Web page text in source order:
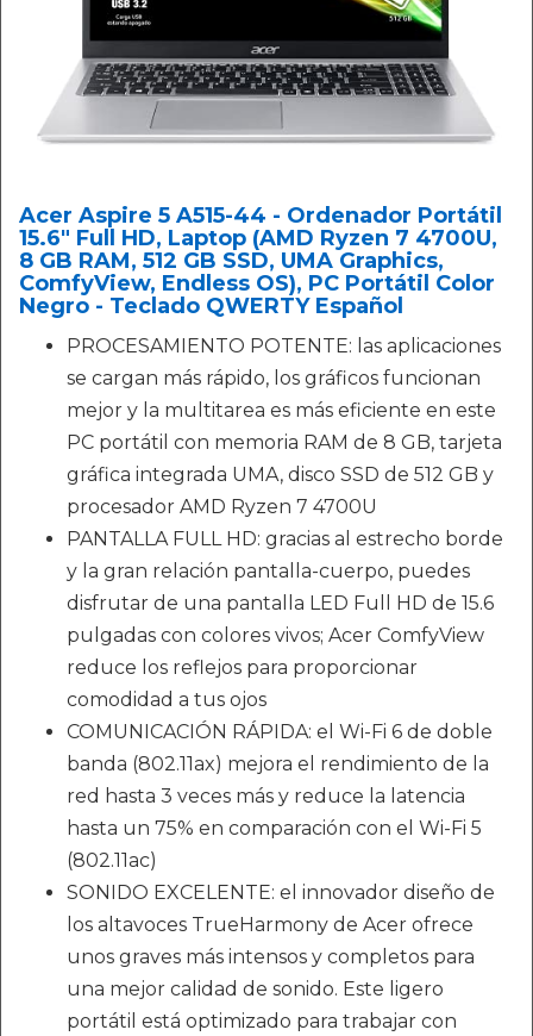
Acer Aspire 5 A515-44 - Ordenador Portátil
15.6" Full HD, Laptop (AMD Ryzen 7 4700U,
8 GB RAM, 512 GB SSD, UMA Graphics,
ComfyView, Endless OS), PC Portátil Color
Negro - Teclado QWERTY Español
PROCESAMIENTO POTENTE: las aplicaciones
se cargan más rápido, los gráficos funcionan
mejor y la multitarea es más eficiente en este
PC portátil con memoria RAM de 8 GB, tarjeta
gráfica integrada UMA, disco SSD de 512 GB y
procesador AMD Ryzen 7 4700U
PANTALLA FULL HD: gracias al estrecho borde
y la gran relación pantalla-cuerpo, puedes
disfrutar de una pantalla LED Full HD de 15.6
pulgadas con colores vivos; Acer ComfyView
reduce los reflejos para proporcionar
comodidad a tus ojos
COMUNICACIÓN RÁPIDA: el Wi-Fi 6 de doble
banda (802.11ax) mejora el rendimiento de la
red hasta 3 veces más y reduce la latencia
hasta un 75% en comparación con el Wi-Fi 5
(802.11ac)
SONIDO EXCELENTE: el innovador diseño de
los altavoces TrueHarmony de Acer ofrece
unos graves más intensos y completos para
una mejor calidad de sonido. Este ligero
portátil está optimizado para trabajar con